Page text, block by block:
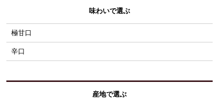
味わいで選ぶ
極甘口
辛口
産地で選ぶ